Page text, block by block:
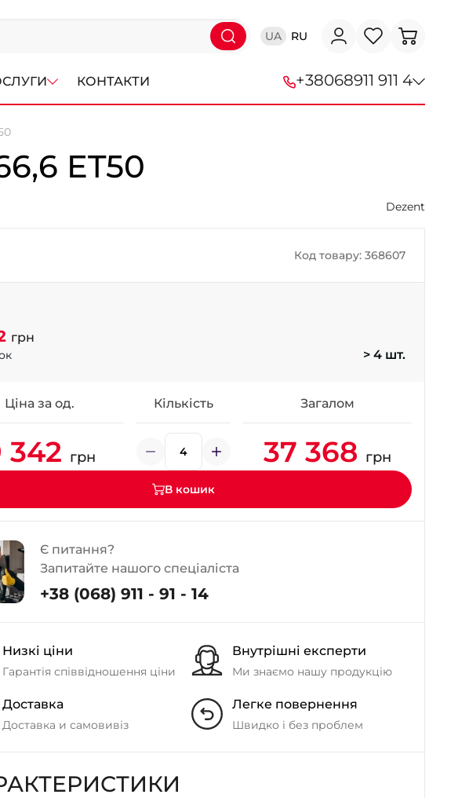
UA RU
КОНТАКТИ +38068911 911 4
- Донецьке шосе
+38 (050)-911-911-2
- Щепкіна
+38 (099)-643-33-77
ET50
Dezent
Код товару: 368607
грн
> 4 шт.
Ціна за од. Кількість Загалом
342 грн 37 368 грн
В кошик
Є питання?
Запитайте нашого спеціаліста
+38 (068) 911 - 91 - 14
Низкі ціни
Гарантія співвідношення ціни
Внутрішні експерти
Ми знаємо нашу продукцію
Доставка
Доставка и самовивіз
Легке повернення
Швидко і без проблем